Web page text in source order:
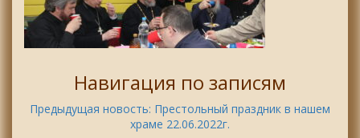
Навигация по записям
Предыдущая новость: Престольный праздник в нашем
храме 22.06.2022г.